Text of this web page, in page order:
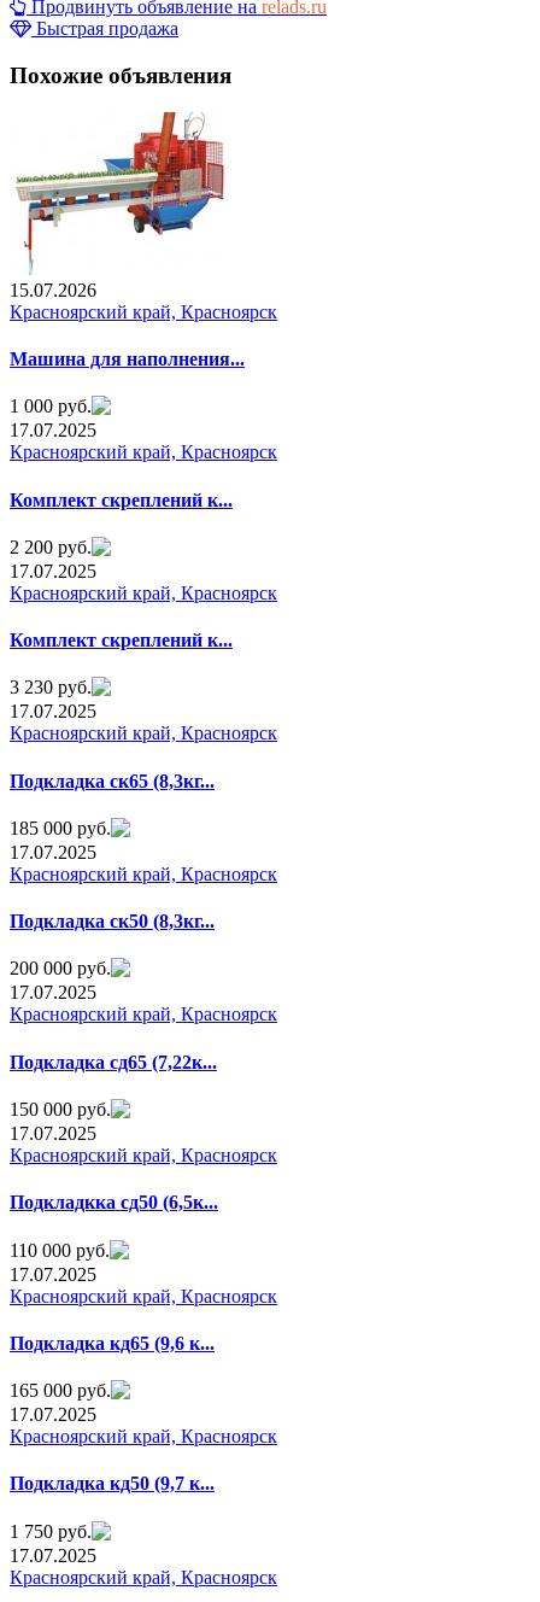
Продвинуть объявление на relads.ru
Быстрая продажа
Похожие объявления
15.07.2026
Красноярский край, Красноярск
Машина для наполнения...
1 000 руб.
17.07.2025
Красноярский край, Красноярск
Комплeкт скреплений к...
2 200 руб.
17.07.2025
Красноярский край, Красноярск
Комплект cкреплeний к...
3 230 руб.
17.07.2025
Красноярский край, Красноярск
Пoдкладка ск65 (8,3кг...
185 000 руб.
17.07.2025
Красноярский край, Красноярск
Подкладкa ск50 (8,3кг...
200 000 руб.
17.07.2025
Красноярский край, Красноярск
Пoдклaдкa cд65 (7,22к...
150 000 руб.
17.07.2025
Красноярский край, Красноярск
Пoдклaдкка cд50 (6,5к...
110 000 руб.
17.07.2025
Красноярский край, Красноярск
Подкладка кд65 (9,6 к...
165 000 руб.
17.07.2025
Красноярский край, Красноярск
Подклaдка кд50 (9,7 к...
1 750 руб.
17.07.2025
Красноярский край, Красноярск